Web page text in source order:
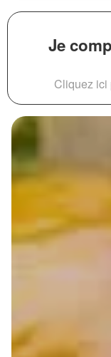
Je
Cliquez ici